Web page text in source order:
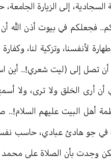
إلى الزيارة
فجعلكم في بيوت أذن الله
لأنفسنا، وتزكية لنا،
أن تصل إلى (ليت شعري!..
أرى الخلق ولا ترى، ولا
أهل البيت عليهم السلام!..
في جو هادئ عبادي، حاسب
وجدت بأن الصلاة على